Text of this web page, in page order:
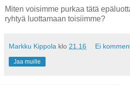
Miten voisimme purkaa tätä
ryhtyä luottamaan toisiimme?
Markku Kippola klo 21.16 Ei
Jaa muille